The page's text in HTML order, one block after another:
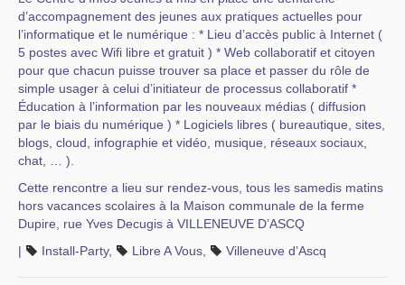
d’accompagnement des jeunes aux pratiques actuelles pour
l’informatique et le numérique : * Lieu d’accès public à Internet (
5 postes avec Wifi libre et gratuit ) * Web collaboratif et citoyen
pour que chacun puisse trouver sa place et passer du rôle de
simple usager à celui d’initiateur de processus collaboratif *
Éducation à l’information par les nouveaux médias ( diffusion
par le biais du numérique ) * Logiciels libres ( bureautique, sites,
blogs, cloud, infographie et vidéo, musique, réseaux sociaux,
chat, … ).
Cette rencontre a lieu sur rendez-vous, tous les samedis matins
hors vacances scolaires à la Maison communale de la ferme
Dupire, rue Yves Decugis à VILLENEUVE D’ASCQ
|
Install-Party, Libre A Vous Villeneuve d’Ascq